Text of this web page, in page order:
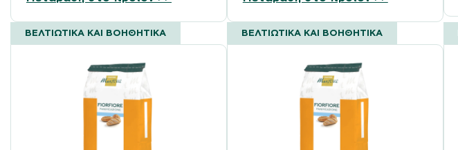
ΒΕΛΤΙΩΤΙΚΆ ΚΑΙ ΒΟΗΘΗΤΙΚΆ ΒΕΛΤΙΩΤΙΚΆ ΚΑΙ ΒΟΗΘΗΤΙΚΆ